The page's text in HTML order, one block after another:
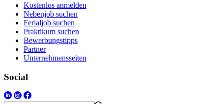
Kostenlos anmelden
Nebenjob suchen
Ferialjob suchen
Praktikum suchen
Bewerbungstipps
Partner
Unternehmensseiten
Social